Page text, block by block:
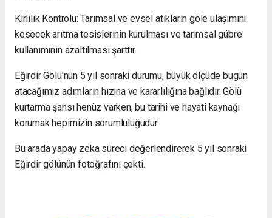
Kirlilik Kontrolü: Tarımsal ve evsel atıkların göle ulaşımını
kesecek arıtma tesislerinin kurulması ve tarımsal gübre
kullanımının azaltılması şarttır.
Eğirdir Gölü'nün 5 yıl sonraki durumu, büyük ölçüde bugün
atacağımız adımların hızına ve kararlılığına bağlıdır. Gölü
kurtarma şansı henüz varken, bu tarihi ve hayati kaynağı
korumak hepimizin sorumluluğudur.
Bu arada yapay zeka süreci değerlendirerek 5 yıl sonraki
Eğirdir gölünün fotoğrafını çekti.